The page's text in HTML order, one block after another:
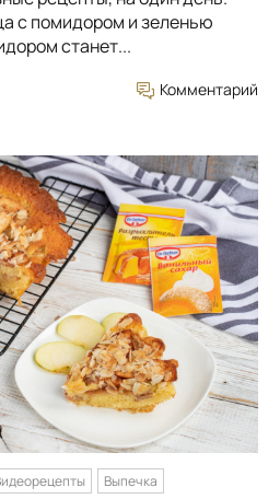
с помидором и зеленью
станет...
Комментарий
Выпечка